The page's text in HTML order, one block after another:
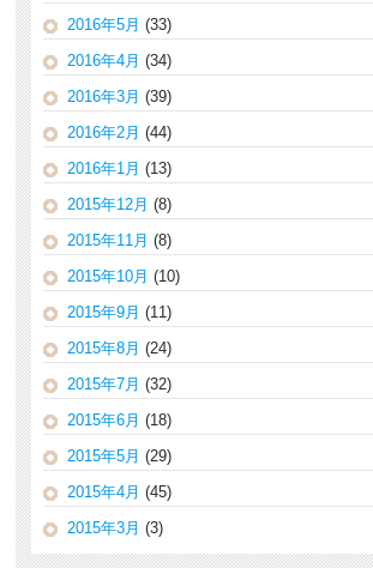
2016年5月 (33)
2016年4月 (34)
2016年3月 (39)
2016年2月 (44)
2016年1月 (13)
2015年12月 (8)
2015年11月 (8)
2015年10月 (10)
2015年9月 (11)
2015年8月 (24)
2015年7月 (32)
2015年6月 (18)
2015年5月 (29)
2015年4月 (45)
2015年3月 (3)